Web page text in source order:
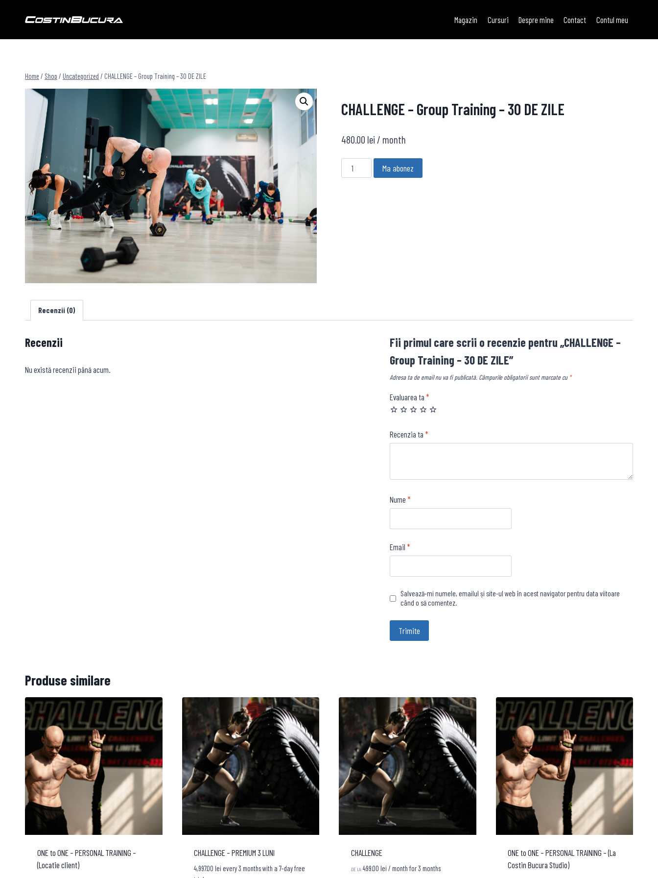
Magazin Cursuri Despre mine Contact Contul meu
Home / Shop / Uncategorized / CHALLENGE – Group Training – 30 DE ZILE
CHALLENGE – Group Training – 30 DE ZILE
480.00 lei / month
Cantitate
CHALLENGE
Ma abonez
Recenzii (0)
Recenzii
Nu există recenzii până acum.
Fii primul care scrii o recenzie pentru „CHALLENGE –
Group Training – 30 DE ZILE”
Adresa ta de email nu va fi publicată. Câmpurile obligatorii sunt marcate cu *
Evaluarea ta*
Recenzia ta*
Nume*
Email*
Salvează-mi numele, emailul și site-ul web în acest navigator pentru data viitoare
când o să comentez.
Produse similare
ONE to ONE – PERSONAL TRAINING –
(Locatie client)
CHALLENGE – PREMIUM 3 LUNI
4,997.00 lei every 3 months with a 7-day free
CHALLENGE
DE LA:499.00 lei / month for 3 months
ONE to ONE – PERSONAL TRAINING – (La
Costin Bucura Studio)